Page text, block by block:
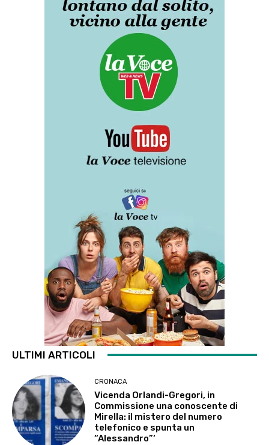
ULTIMI ARTICOLI
CRONACA
Vicenda Orlandi-Gregori, in
Commissione una conoscente di
Mirella: il mistero del numero
telefonico e spunta un
“Alessandro”‘